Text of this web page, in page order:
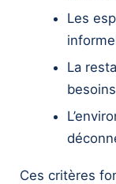
Les
La
Ces critères